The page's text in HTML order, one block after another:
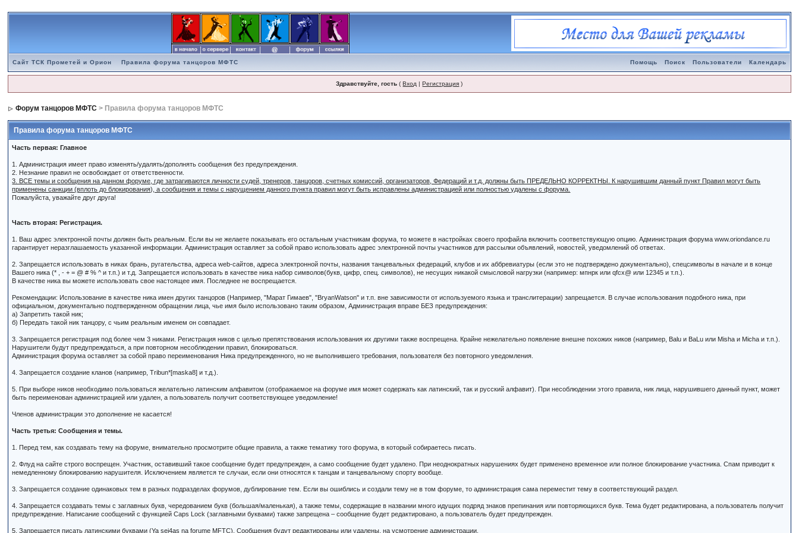
Сайт ТСК Прометей и Орион Правила форума танцоров МФТС Помощь Поиск Пользователи Календарь
Здравствуйте, гость (Вход |Регистрация )
Форум танцоров МФТС > Правила форума танцоров МФТС
Правила форума танцоров МФТС
Часть первая: Главное
1. Администрация имеет право изменять/удалять/дополнять сообщения без предупреждения.
2. Незнание правил не освобождает от ответственности.
3. ВСЕ темы и сообщения на данном форуме, где затрагиваются личности судей, тренеров, танцоров, счетных комиссий, организаторов, Федераций и т.д. должны быть ПРЕДЕЛЬНО КОРРЕКТНЫ. К нарушившим данный пункт Правил могут быть
применены санкции (вплоть до блокирования), а сообщения и темы с нарущением данного пункта правил могут быть исправлены администрацией или полностью удалены с форума.
Пожалуйста, уважайте друг друга!
Часть вторая: Регистрация.
1. Ваш адрес электронной почты должен быть реальным. Если вы не желаете показывать его остальным участникам форума, то можете в настройках своего профайла включить соответствующую опцию. Администрация форума www.oriondance.ru
гарантирует неразглашаемость указанной информации. Администрация оставляет за собой право использовать адрес электронной почты участников для рассылки объявлений, новостей, уведомлений об ответах.
2. Запрещается использовать в никах брань, ругательства, адреса web-сайтов, адреса электронной почты, названия танцевальных федераций, клубов и их аббревиатуры (если это не подтверждено документально), спецсимволы в начале и в конце
Вашего ника (* , - + = @ # % ^ и т.п.) и т.д. Запрещается использовать в качестве ника набор символов(букв, цифр, спец. символов), не несущих никакой смысловой нагрузки (например: мпнрк или qfcx@ или 12345 и т.п.).
В качестве ника вы можете использовать свое настоящее имя. Последнее не воспрещается.
Рекомендации: Использование в качестве ника имен других танцоров (Например, "Марат Гимаев", "BryanWatson" и т.п. вне зависимости от используемого языка и транслитерации) запрещается. В случае использования подобного ника, при
официальном, документально подтвержденном обращении лица, чье имя было использовано таким образом, Администрация вправе БЕЗ предупреждения:
а) Запретить такой ник;
б) Передать такой ник танцору, с чьим реальным именем он совпадает.
3. Запрещается регистрация под более чем 3 никами. Регистрация ников с целью препятствования использования их другими также воспрещена. Крайне нежелательно появление внешне похожих ников (например, Balu и BaLu или Misha и Micha и т.п.).
Нарушители будут предупреждаться, а при повторном несоблюдении правил, блокироваться.
Администрация форума оставляет за собой право переименования Ника предупрежденного, но не выполнившего требования, пользователя без повторного уведомления.
4. Запрещается создание кланов (например, Tribun*[maska8] и т.д.).
5. При выборе ников необходимо пользоваться желательно латинским алфавитом (отображаемое на форуме имя может содержать как латинский, так и русский алфавит). При несоблюдении этого правила, ник лица, нарушившего данный пункт, может
быть переименован администрацией или удален, а пользователь получит соответствующее уведомление!
Членов администрации это дополнение не касается!
Часть третья: Сообщения и темы.
1. Перед тем, как создавать тему на форуме, внимательно просмотрите общие правила, а также тематику того форума, в который собираетесь писать.
2. Флуд на сайте строго воспрещен. Участник, оставивший такое сообщение будет предупрежден, а само сообщение будет удалено. При неоднократных нарушениях будет применено временное или полное блокирование участника. Спам приводит к
немедленному блокированию нарушителя. Исключением является те случаи, если они относятся к танцам и танцевальному спорту вообще.
3. Запрещается создание одинаковых тем в разных подразделах форумов, дублирование тем. Если вы ошиблись и создали тему не в том форуме, то администрация сама переместит тему в соответствующий раздел.
4. Запрещается создавать темы с заглавных букв, чередованием букв (большая/маленькая), а также темы, содержащие в названии много идущих подряд знаков препинания или повторяющихся букв. Тема будет редактирована, а пользователь получит
предупреждение. Написание сообщений с функцией Caps Lock (заглавными буквами) также запрещена – сообщение будет редактировано, а пользователь будет предупрежден.
5. Запрещается писать латинскими буквами (Ya sei4as na forume MFTC). Сообщения будут редактированы или удалены, на усмотрение администрации.